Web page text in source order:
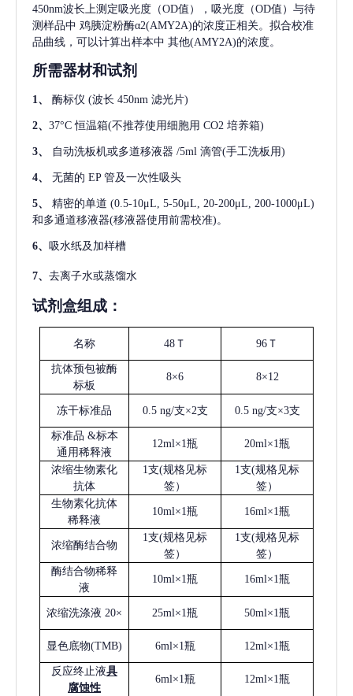
450nm波长上测定吸光度（OD值），吸光度（OD值）与待
测样品中 鸡胰淀粉酶α2(AMY2A)的浓度正相关。拟合校准
品曲线，可以计算出样本中 其他(AMY2A)的浓度。
所需器材和试剂
1、 酶标仪 (波长 450nm 滤光片)
2、 37°C 恒温箱(不推荐使用细胞用 CO2 培养箱)
3、 自动洗板机或多道移液器 /5ml 滴管(手工洗板用)
4、 无菌的 EP 管及一次性吸头
5、 精密的单道 (0.5-10μL, 5-50μL, 20-200μL, 200-1000μL)
和多通道移液器(移液器使用前需校准)。
6、 吸水纸及加样槽
7、 去离子水或蒸馏水
试剂盒组成：
名称 48Ｔ 96Ｔ
抗体预包被酶
标板
8×6 8×12
冻干标准品 0.5 ng/支×2支 0.5 ng/支×3支
标准品 &标本
通用稀释液
12ml×1瓶 20ml×1瓶
浓缩生物素化
抗体
1支(规格见标
签）
1支(规格见标
签）
生物素化抗体
稀释液
10ml×1瓶 16ml×1瓶
浓缩酶结合物
1支(规格见标
签）
1支(规格见标
签）
酶结合物稀释
液
10ml×1瓶 16ml×1瓶
浓缩洗涤液 20× 25ml×1瓶 50ml×1瓶
显色底物(TMB) 6ml×1瓶 12ml×1瓶
反应终止液具
腐蚀性
6ml×1瓶 12ml×1瓶